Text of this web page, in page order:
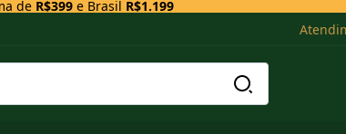
de R$399e Brasil R$1.199